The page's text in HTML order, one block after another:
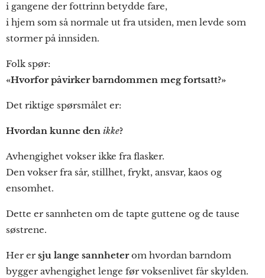
i gangene der fottrinn betydde fare,
i hjem som så normale ut fra utsiden, men levde som
stormer på innsiden.
Folk spør:
«Hvorfor påvirker barndommen meg fortsatt?»
Det riktige spørsmålet er:
Hvordan kunne den ikke?
Avhengighet vokser ikke fra flasker.
Den vokser fra sår, stillhet, frykt, ansvar, kaos og
ensomhet.
Dette er sannheten om de tapte guttene og de tause
søstrene.
Her er sju lange sannheterom hvordan barndom
bygger avhengighet lenge før voksenlivet får skylden.